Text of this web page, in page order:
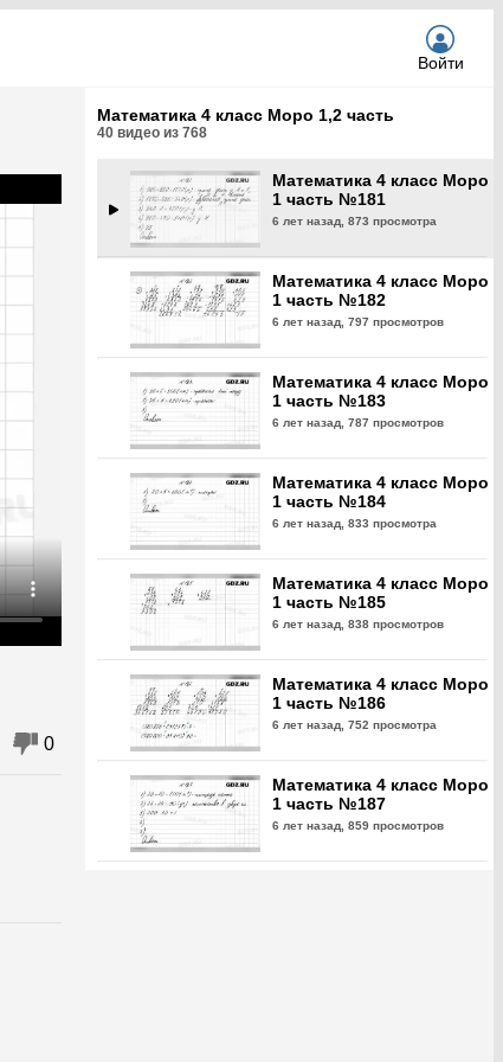
Войти
0
Математика 4 класс Моро 1,2 часть
40 видео из 768
6 лет назад,777 просмотров
Математика 4 класс Моро
1 часть №181
6 лет назад, 873 просмотра
Математика 4 класс Моро
1 часть №182
6 лет назад, 797 просмотров
Математика 4 класс Моро
1 часть №183
6 лет назад, 787 просмотров
Математика 4 класс Моро
1 часть №184
6 лет назад, 833 просмотра
Математика 4 класс Моро
1 часть №185
6 лет назад, 838 просмотров
Математика 4 класс Моро
1 часть №186
6 лет назад, 752 просмотра
Математика 4 класс Моро
1 часть №187
6 лет назад, 859 просмотров